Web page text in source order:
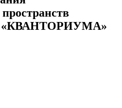
«КВАНТОРИУМА»